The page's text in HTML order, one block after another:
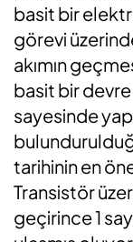
basit bir
görevi
akımın
basit bir
sayesinde
tarihinin en
Transistör
geçirince 1